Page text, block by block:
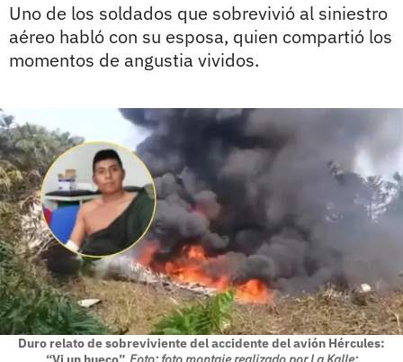
Uno de los soldados que sobrevivió al siniestro
aéreo habló con su esposa, quien compartió los
momentos de angustia vividos.
Duro relato de sobreviviente del accidente del avión Hércules: